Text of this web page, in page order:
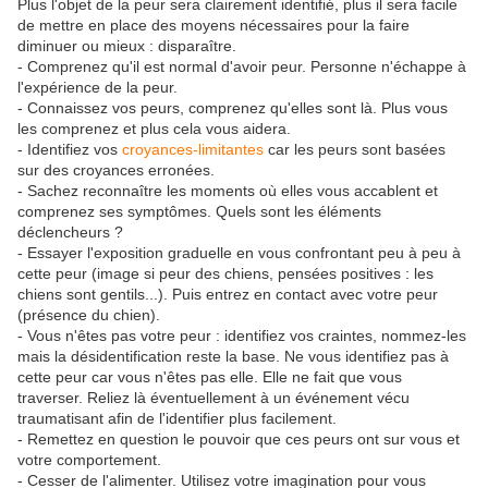
Plus l'objet de la peur sera clairement identifié, plus il sera facile
de mettre en place des moyens nécessaires pour la faire
diminuer ou mieux : disparaître.
- Comprenez qu'il est normal d'avoir peur. Personne n'échappe à
l'expérience de la peur.
- Connaissez vos peurs, comprenez qu'elles sont là. Plus vous
les comprenez et plus cela vous aidera.
- Identifiez vos croyances-limitantes car les peurs sont basées
sur des croyances erronées.
- Sachez reconnaître les moments où elles vous accablent et
comprenez ses symptômes. Quels sont les éléments
déclencheurs ?
- Essayer l'exposition graduelle en vous confrontant peu à peu à
cette peur (image si peur des chiens, pensées positives : les
chiens sont gentils...). Puis entrez en contact avec votre peur
(présence du chien).
- Vous n'êtes pas votre peur : identifiez vos craintes, nommez-les
mais la désidentification reste la base. Ne vous identifiez pas à
cette peur car vous n'êtes pas elle. Elle ne fait que vous
traverser. Reliez là éventuellement à un événement vécu
traumatisant afin de l'identifier plus facilement.
- Remettez en question le pouvoir que ces peurs ont sur vous et
votre comportement.
- Cesser de l'alimenter. Utilisez votre imagination pour vous